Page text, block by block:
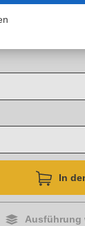
In
Ausführung